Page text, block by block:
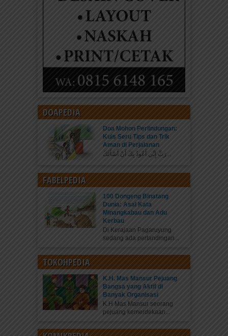
DOAPEDIA
Doa Mohon Perlindungan:
Kuis Seru Tips dan Trik
Aman di Perjalanan
رَبِّ إِنِّي أَعُوذُ بِكَ أَنْ أَسْأَلَكَ...
FABELPEDIA
100 Dongeng Binatang
Dunia: Asal Kata
Minangkabau dan Adu
Kerbau
Di Kerajaan Pagaruyung
sedang ada pertandingan...
TOKOHPEDIA
K.H. Mas Mansur Pejuang
Bangsa yang Aktif di
Banyak Organisasi
K.H Mas Mansur seorang
pejuang kemerdekaan...